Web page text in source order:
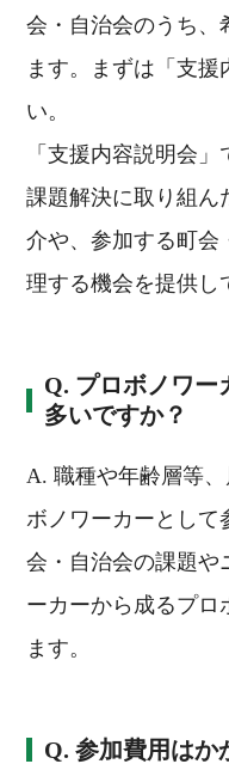
会・自治会のうち、
ます。まずは「支援
い。
「支援内容説明会
課題解決に取り組ん
介や、参加する町会
理する機会を提供し
Q. プロボノワー
多いですか？
A. 職種や年齢層等
ボノワーカーとして
会・自治会の課題や
ーカーから成るプロ
ます。
Q. 参加費用はか